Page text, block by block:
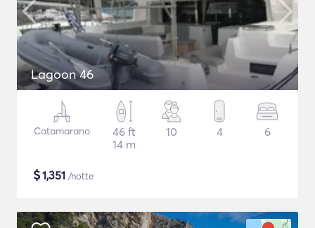
Lagoon 46
Catamarano
46 ft
14 m
10 4 6
$1,351 /notte